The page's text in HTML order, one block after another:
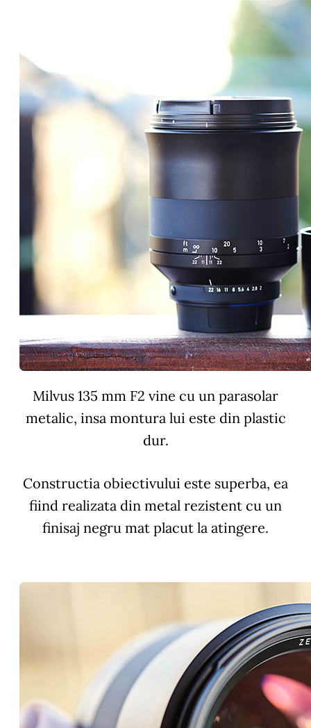
Milvus 135 mm F2 vine cu un parasolar
metalic, insa montura lui este din plastic
dur.
Constructia obiectivului este superba, ea
fiind realizata din metal rezistent cu un
finisaj negru mat placut la atingere.